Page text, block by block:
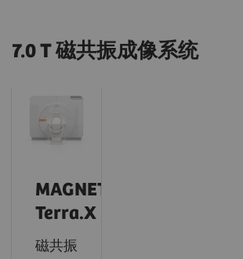
7.0 T 磁共振成像系统
MAGNETOM
Terra.X
磁共振